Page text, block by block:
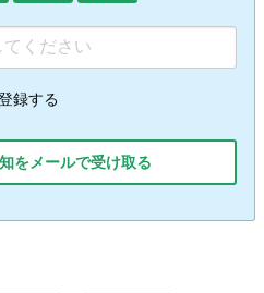
録する
をメールで受け取る